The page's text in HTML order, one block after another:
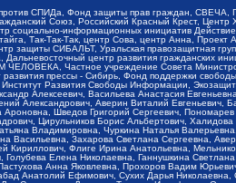
СПИДа, Фонд защиты прав граждан, СВЕЧА,
Союз, Российский Красный Крест, Центр
социально-информационных инициатив
Так-Так-Так, центр Сова, центр Анна, Проект
защиты СИБАЛЬТ, Уральская правозащитная
центр развития гражданских
ЧЕЛОВЕКА, Частное учреждение Совета
прессы - Сибирь, Фонд поддержки
Развития Свободы Информации,
Алексеевич, Васильева Анастасия
Александрович, Аверин Виталий Евгеньевич,
Шведов Григорий Сергеевич, Пономарев
Цирульников Борис Альбертович,
Владимировна, Чуркина Наталья
Васильевна, Захарова Светлана Сергеевна,
Кириллович, Флиге Ирина Анатольевна,
Елена Николаевна, Ганнушкина Светлана
Анна Яковлевна, Прохоров Вадим
Анатолий Ефимович, Сухих Дарья Николаевна,